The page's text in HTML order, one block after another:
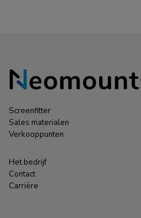
Screenfitter
Sales materialen
Verkooppunten
Het bedrijf
Contact
Carrière